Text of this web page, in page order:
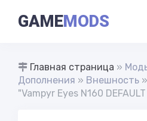
GAMEMODS
Главная страница »
Дополнения » Внешность »
"Vampyr Eyes N160